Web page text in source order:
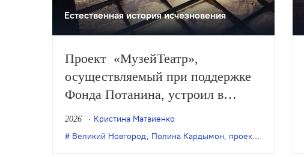
Естественная история исчезновения
Проект «МузейТеатр»,
осуществляемый при поддержке
Фонда Потанина, устроил в
Великом Новгороде «Фабрику
фарфоровых воспоминаний» – это
2026
Кристина Матвиенко
Великий Новгород, Полина Кардымон, проект "МузейТеатр"